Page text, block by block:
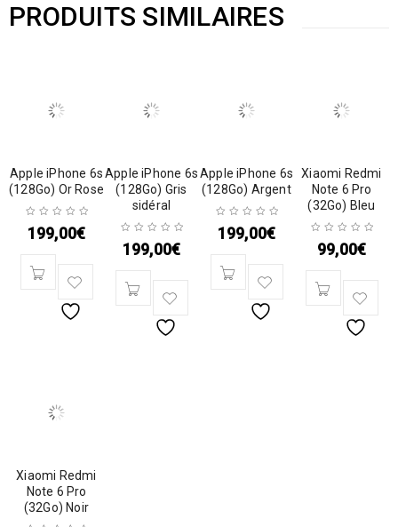
PRODUITS SIMILAIRES
Apple iPhone 6s
(128Go) Or Rose
199,00€
Apple iPhone 6s
(128Go) Gris
sidéral
199,00€
Apple iPhone 6s
(128Go) Argent
199,00€
Xiaomi Redmi
Note 6 Pro
(32Go) Bleu
99,00€
Xiaomi Redmi
Note 6 Pro
(32Go) Noir